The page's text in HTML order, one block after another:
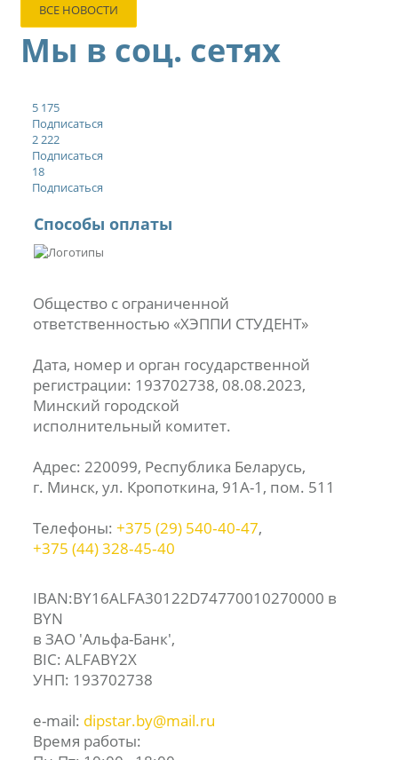
ВСЕ НОВОСТИ
Мы в соц. сетях
5 175
Подписаться
2 222
Подписаться
18
Подписаться
Способы оплаты
Общество с ограниченной
ответственностью «ХЭППИ СТУДЕНТ»
Дата, номер и орган государственной
регистрации: 193702738, 08.08.2023,
Минский городской
исполнительный комитет.
Адрес: 220099, Республика Беларусь,
г. Минск, ул. Кропоткина, 91А-1, пом. 511
Телефоны: +375 (29) 540‑40‑47,
+375 (44) 328‑45‑40
IBAN:BY16ALFA30122D74770010270000 в
BYN
в ЗАО 'Альфа-Банк',
BIC: ALFABY2X
УНП: 193702738
e-mail: dipstar.by@mail.ru
Время работы: